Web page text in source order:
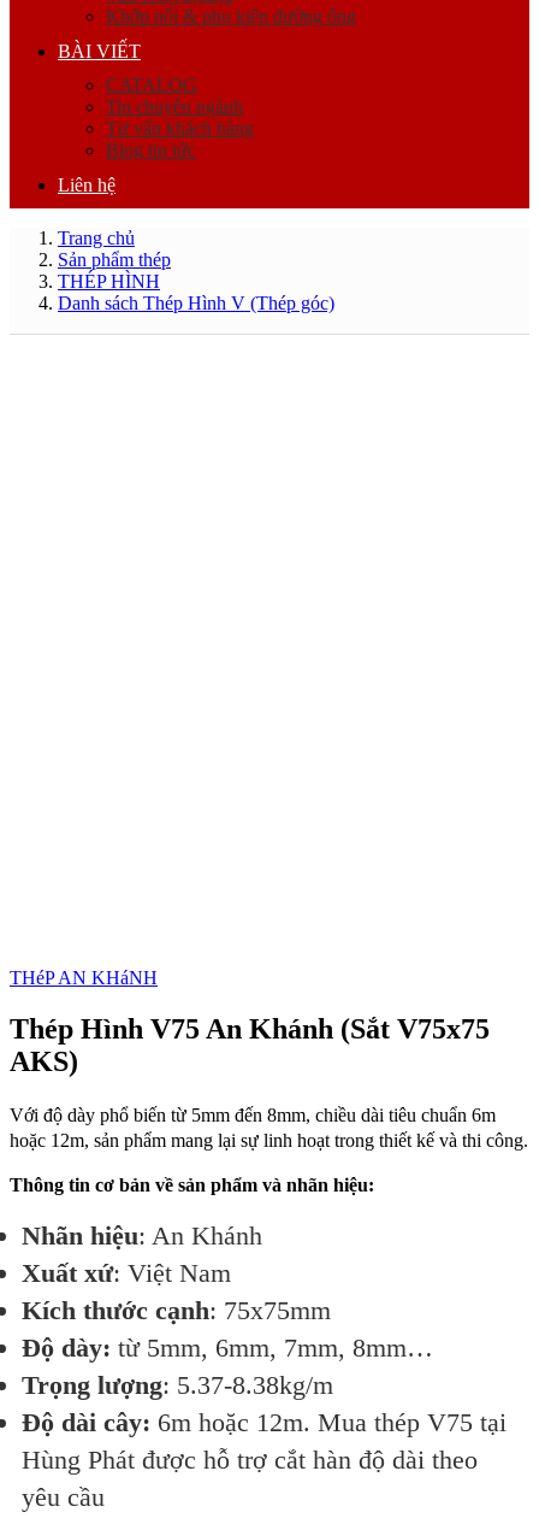
Khớp nối & phụ kiện đường ống
BÀI VIẾT
CATALOG
Tin chuyên ngành
Tư vấn khách hàng
Blog tin tức
Liên hệ
Trang chủ
Sản phẩm thép
THÉP HÌNH
Danh sách Thép Hình V (Thép góc)
THéP AN KHáNH
Thép Hình V75 An Khánh (Sắt V75x75
AKS)
Với độ dày phổ biến từ 5mm đến 8mm, chiều dài tiêu chuẩn 6m
hoặc 12m, sản phẩm mang lại sự linh hoạt trong thiết kế và thi công.
Thông tin cơ bản về sản phẩm và nhãn hiệu:
Nhãn hiệu: An Khánh
Xuất xứ: Việt Nam
Kích thước cạnh: 75x75mm
Độ dày: từ 5mm, 6mm, 7mm, 8mm…
Trọng lượng: 5.37-8.38kg/m
Độ dài cây: 6m hoặc 12m. Mua thép V75 tại
Hùng Phát được hỗ trợ cắt hàn độ dài theo
yêu cầu